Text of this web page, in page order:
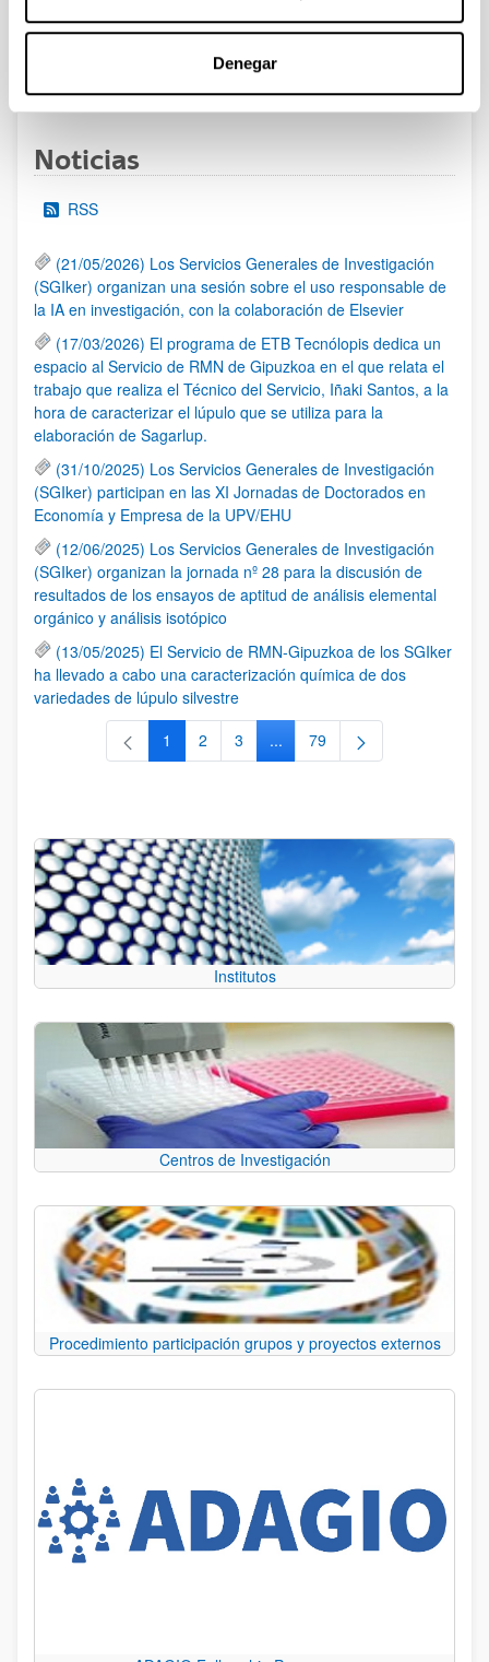
Denegar
Páginas intermedias Use
Noticias
RSS
(21/05/2026) Los Servicios Generales de Investigación
(SGIker) organizan una sesión sobre el uso responsable de
la IA en investigación, con la colaboración de Elsevier
(17/03/2026) El programa de ETB Tecnólopis dedica un
espacio al Servicio de RMN de Gipuzkoa en el que relata el
trabajo que realiza el Técnico del Servicio, Iñaki Santos, a la
hora de caracterizar el lúpulo que se utiliza para la
elaboración de Sagarlup.
(31/10/2025) Los Servicios Generales de Investigación
(SGIker) participan en las XI Jornadas de Doctorados en
Economía y Empresa de la UPV/EHU
(12/06/2025) Los Servicios Generales de Investigación
(SGIker) organizan la jornada nº 28 para la discusión de
resultados de los ensayos de aptitud de análisis elemental
orgánico y análisis isotópico
(13/05/2025) El Servicio de RMN-Gipuzkoa de los SGIker
ha llevado a cabo una caracterización química de dos
variedades de lúpulo silvestre
Página
1 Página
2 Página
3 ...Páginas intermedias Use TAB
Página
79
Institutos
Centros de Investigación
Procedimiento participación grupos y proyectos externos